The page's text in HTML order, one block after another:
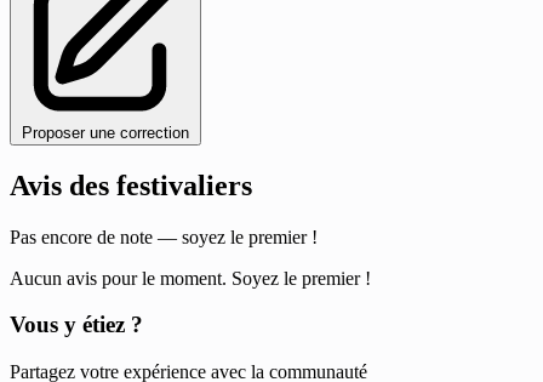
Proposer une correction
Avis des festivaliers
Pas encore de note — soyez le premier !
Aucun avis pour le moment. Soyez le premier !
Vous y étiez ?
Partagez votre expérience avec la communauté